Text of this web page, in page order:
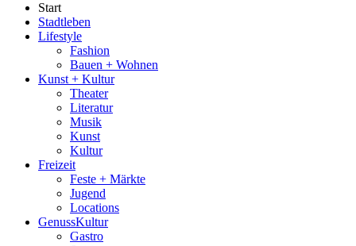
Start
Stadtleben
Lifestyle
Fashion
Bauen + Wohnen
Kunst + Kultur
Theater
Literatur
Musik
Kunst
Kultur
Freizeit
Feste + Märkte
Jugend
Locations
GenussKultur
Gastro